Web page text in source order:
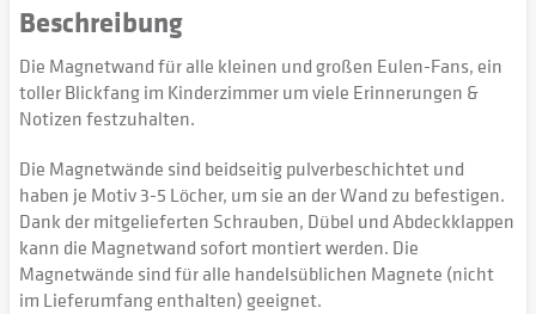
Beschreibung
Die Magnetwand für alle kleinen und großen Eulen-Fans, ein
toller Blickfang im Kinderzimmer um viele Erinnerungen &
Notizen festzuhalten.
Die Magnetwände sind beidseitig pulverbeschichtet und
haben je Motiv 3-5 Löcher, um sie an der Wand zu befestigen.
Dank der mitgelieferten Schrauben, Dübel und Abdeckklappen
kann die Magnetwand sofort montiert werden. Die
Magnetwände sind für alle handelsüblichen Magnete (nicht
im Lieferumfang enthalten) geeignet.